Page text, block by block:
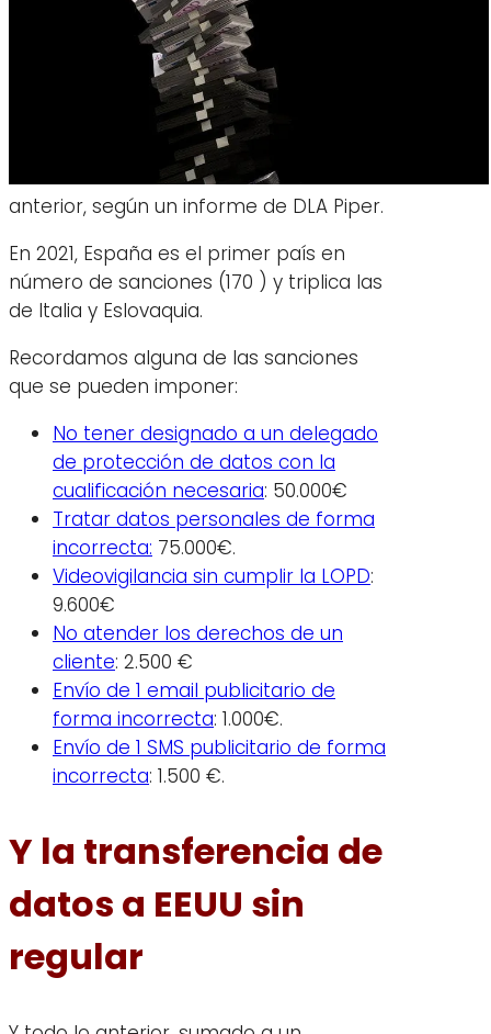
anterior, según un informe de DLA Piper.
En 2021, España es el primer país en
número de sanciones (170 ) y triplica las
de Italia y Eslovaquia.
Recordamos alguna de las sanciones
que se pueden imponer:
No tener designado a un delegado
de protección de datos con la
cualificación necesaria: 50.000€
Tratar datos personales de forma
incorrecta: 75.000€.
Videovigilancia sin cumplir la LOPD:
9.600€
No atender los derechos de un
cliente: 2.500 €
Envío de 1 email publicitario de
forma incorrecta: 1.000€.
Envío de 1 SMS publicitario de forma
incorrecta: 1.500 €.
Y la transferencia de
datos a EEUU sin
regular